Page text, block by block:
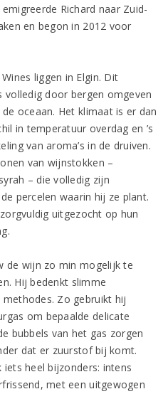
Richard naar Zuid-
en begon in 2012 voor
liggen in Elgin. Dit
volledig door bergen omgeven
oceaan. Het klimaat is er dan
in temperatuur overdag en ’s
van aroma’s in de druiven.
van wijnstokken –
– die volledig zijn
percelen waarin hij ze plant.
uitgezocht op hun
de wijn zo min mogelijk te
Hij bedenkt slimme
Zo gebruikt hij
om bepaalde delicate
bubbels van het gas zorgen
dat er zuurstof bij komt.
heel bijzonders: intens
met een uitgewogen